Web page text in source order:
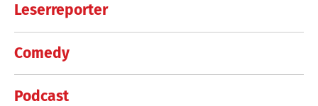
Leserreporter
Comedy
Podcast